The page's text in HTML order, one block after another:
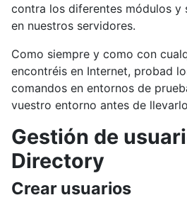
contra los diferentes módulos y
en nuestros servidores.
Como siempre y como con
encontréis en Internet, probad
comandos en entornos de
vuestro entorno antes de
Gestión de
Directory
Crear usuarios